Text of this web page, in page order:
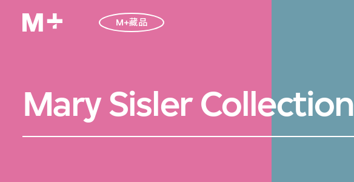
M+藏品
Mary Sisler Collection